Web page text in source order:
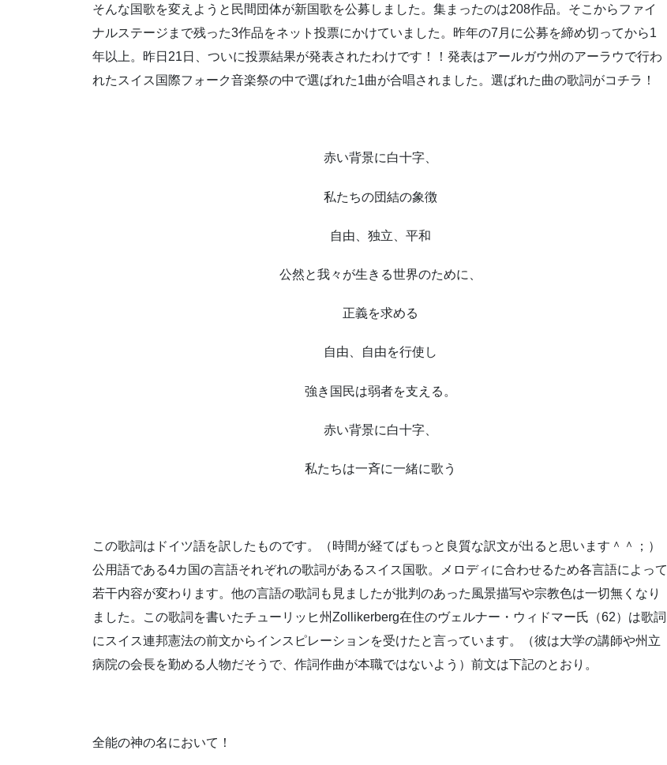
そんな国歌を変えようと民間団体が新国歌を公募しました。集まったのは208作品。そこからファイ
ナルステージまで残った3作品をネット投票にかけていました。昨年の7月に公募を締め切ってから1
年以上。昨日21日、ついに投票結果が発表されたわけです！！発表はアールガウ州のアーラウで行わ
れたスイス国際フォーク音楽祭の中で選ばれた1曲が合唱されました。選ばれた曲の歌詞がコチラ！
赤い背景に白十字、
私たちの団結の象徴
自由、独立、平和
公然と我々が生きる世界のために、
正義を求める
自由、自由を行使し
強き国民は弱者を支える。
赤い背景に白十字、
私たちは一斉に一緒に歌う
この歌詞はドイツ語を訳したものです。（時間が経てばもっと良質な訳文が出ると思います＾＾；）
公用語である4カ国の言語それぞれの歌詞があるスイス国歌。メロディに合わせるため各言語によって
若干内容が変わります。他の言語の歌詞も見ましたが批判のあった風景描写や宗教色は一切無くなり
ました。この歌詞を書いたチューリッヒ州Zollikerberg在住のヴェルナー・ウィドマー氏（62）は歌詞
にスイス連邦憲法の前文からインスピレーションを受けたと言っています。（彼は大学の講師や州立
病院の会長を勤める人物だそうで、作詞作曲が本職ではないよう）前文は下記のとおり。
全能の神の名において！